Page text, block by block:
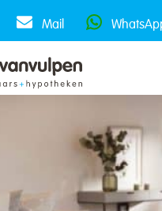
Mail